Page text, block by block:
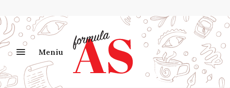
Meniu